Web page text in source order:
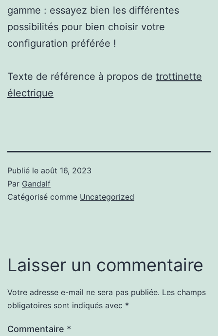
gamme : essayez bien les différentes
possibilités pour bien choisir votre
configuration préférée !
Texte de référence à propos de trottinette
électrique
Publié le août 16, 2023
Par Gandalf
Catégorisé comme Uncategorized
Laisser un commentaire
Votre adresse e-mail ne sera pas publiée. Les champs
obligatoires sont indiqués avec *
Commentaire *